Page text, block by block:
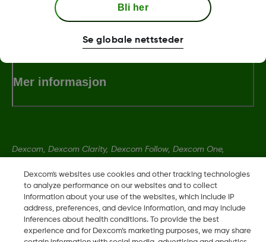
Betingelser og retningslinjer
Mer informasjon
Dexcom, Dexcom Clarity, Dexcom Follow, Dexcom One,
varemerker i USA og muligens i andre land.
LBL-1000444 Rev001
Dexcom's websites use cookies and other tracking technologies
to analyze performance on our websites and to collect
information about your use of the websites, which include IP
address, preferences, and device information, and may include
inferences about health conditions. To provide the best
experience and for Dexcom’s marketing purposes, we may share
Bli her
Se globale nettsteder